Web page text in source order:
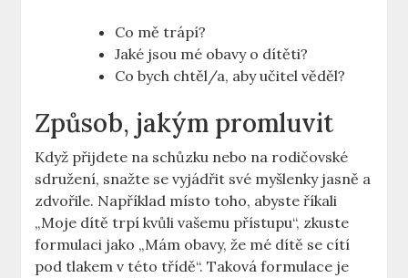
Co mě trápí?
Jaké jsou mé obavy o dítěti?
Co bych ‌chtěl/a, aby učitel věděl?
Způsob, jakým promluvit
Když⁢ přijdete na schůzku nebo na‍ rodičovské⁢
sdružení,⁣ snažte se vyjádřit ⁢své myšlenky⁢ jasně a⁢
zdvořile. Například⁤ místo toho, abyste ‍říkali
„Moje dítě ​trpí⁤ kvůli vašemu⁣ přístupu“, ‌zkuste⁢
formulaci‌ jako „Mám‍ obavy, ​že‍ mé dítě⁤ se cítí
pod tlakem v této třídě“. Taková formulace je